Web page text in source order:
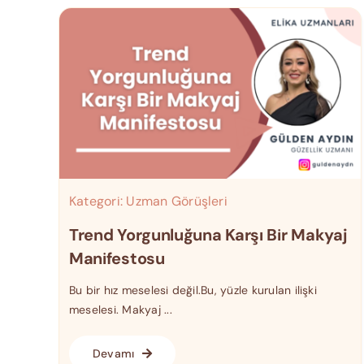
Kategori: Uzman Görüşleri
Trend Yorgunluğuna Karşı Bir Makyaj
Manifestosu
Bu bir hız meselesi değil.Bu, yüzle kurulan ilişki
meselesi. Makyaj ...
Devamı